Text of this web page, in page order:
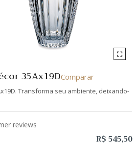
35Ax19D
Transforma seu ambiente, deixando-
reviews
R$ 545,50
Comparar